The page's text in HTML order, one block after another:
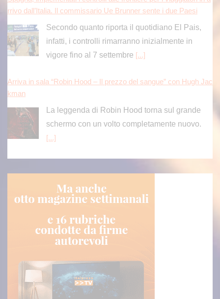
rrivo dall’Italia. Il commissario Ue Brunner sente i due Paesi
Secondo quanto riporta il quotidiano El Pais,
infatti, i controlli rimarranno inizialmente in
vigore fino al 7 settembre [...]
Arriva in sala “Robin Hood – Il prezzo del sangue” con Hugh Jac
kman
La leggenda di Robin Hood torna sul grande
schermo con un volto completamente nuovo.
[...]